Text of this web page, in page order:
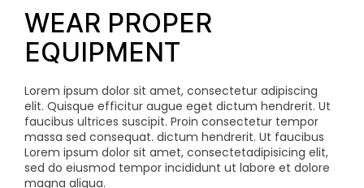
WEAR PROPER
EQUIPMENT
Lorem ipsum dolor sit amet, consectetur adipiscing
elit. Quisque efficitur augue eget dictum hendrerit. Ut
faucibus ultrices suscipit. Proin consectetur tempor
massa sed consequat. dictum hendrerit. Ut faucibus
Lorem ipsum dolor sit amet, consectetadipisicing elit,
sed do eiusmod tempor incididunt ut labore et dolore
magna aliqua.